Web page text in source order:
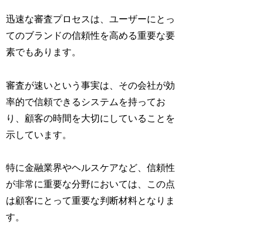
迅速な審査プロセスは、ユーザーにとっ
てのブランドの信頼性を高める重要な要
素でもあります。
審査が速いという事実は、その会社が効
率的で信頼できるシステムを持ってお
り、顧客の時間を大切にしていることを
示しています。
特に金融業界やヘルスケアなど、信頼性
が非常に重要な分野においては、この点
は顧客にとって重要な判断材料となりま
す。